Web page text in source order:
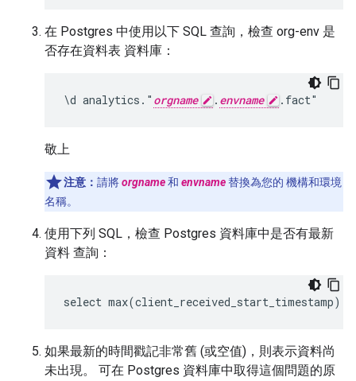
在 Postgres 中使用以下 SQL 查詢，檢查 org-env 是
否存在資料表 資料庫：
\d analytics." orgname . envname .fact"
敬上
注意： 請將orgname和 envname替換為您的 機構和環境
名稱。
使用下列 SQL，檢查 Postgres 資料庫中是否有最新
資料 查詢：
select max(client_received_start_timestamp)
如果最新的時間戳記非常舊 (或空值)，則表示資料尚
未出現。 可在 Postgres 資料庫中取得這個問題的原